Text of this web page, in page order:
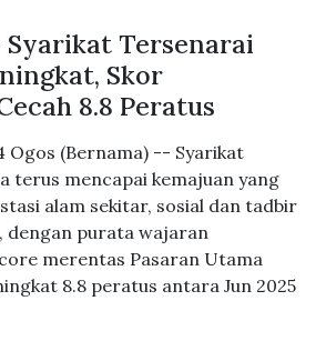
Syarikat Tersenarai
Skor
8.8 Peratus
Ogos (Bernama) -- Syarikat
terus mencapai kemajuan yang
alam sekitar, sosial dan tadbir
dengan purata wajaran
merentas Pasaran Utama
8.8 peratus antara Jun 2025